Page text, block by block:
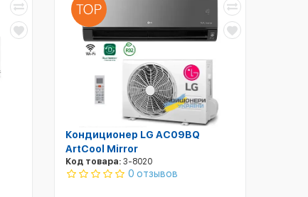
Кондиционер LG AC09BQ
ArtCool Mirror
Код товара:3-8020
0 отзывов